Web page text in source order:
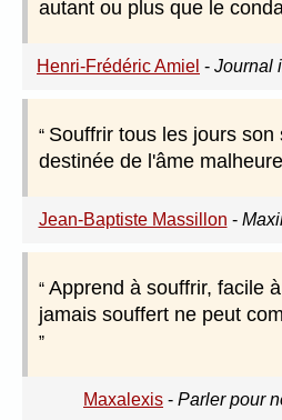
autant ou plus que le
Henri-Frédéric Amiel - Journal
Souffrir tous les jours
destinée de l'âme
Jean-Baptiste Massillon -
Apprend à souffrir, facile
jamais souffert ne peut
Maxalexis - Parler pour